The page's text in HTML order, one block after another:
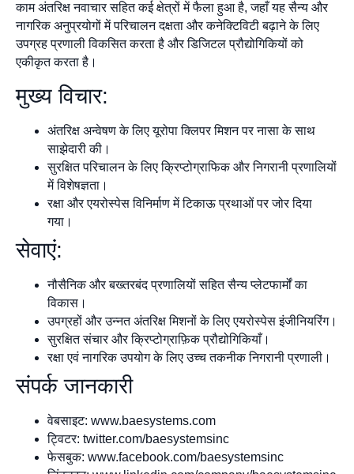
काम अंतरिक्ष नवाचार सहित कई क्षेत्रों में फैला हुआ है, जहाँ यह सैन्य और
नागरिक अनुप्रयोगों में परिचालन दक्षता और कनेक्टिविटी बढ़ाने के लिए
उपग्रह प्रणाली विकसित करता है और डिजिटल प्रौद्योगिकियों को
एकीकृत करता है।
मुख्य विचार:
अंतरिक्ष अन्वेषण के लिए यूरोपा क्लिपर मिशन पर नासा के साथ
साझेदारी की।
सुरक्षित परिचालन के लिए क्रिप्टोग्राफिक और निगरानी प्रणालियों
में विशेषज्ञता।
रक्षा और एयरोस्पेस विनिर्माण में टिकाऊ प्रथाओं पर जोर दिया
गया।
सेवाएं:
नौसैनिक और बख्तरबंद प्रणालियों सहित सैन्य प्लेटफार्मों का
विकास।
उपग्रहों और उन्नत अंतरिक्ष मिशनों के लिए एयरोस्पेस इंजीनियरिंग।
सुरक्षित संचार और क्रिप्टोग्राफ़िक प्रौद्योगिकियाँ।
रक्षा एवं नागरिक उपयोग के लिए उच्च तकनीक निगरानी प्रणाली।
संपर्क जानकारी
वेबसाइट: www.baesystems.com
ट्विटर: twitter.com/baesystemsinc
फेसबुक: www.facebook.com/baesystemsinc